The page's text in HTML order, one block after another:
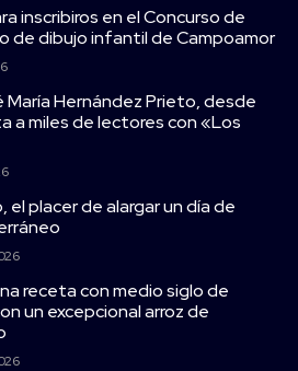
inscribiros en el Concurso de
de dibujo infantil de Campoamor
Hernández Prieto, desde
a miles de lectores con «Los
placer de alargar un día de
receta con medio siglo de
un excepcional arroz de